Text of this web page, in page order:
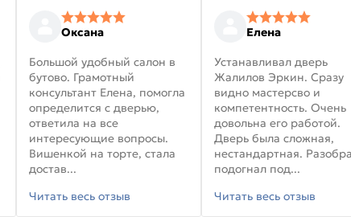
Оксана
Большой удобный салон в
бутово. Грамотный
консультант Елена, помогла
определится с дверью,
ответила на все
интересующие вопросы.
Вишенкой на торте, стала
достав...
Читать весь отзыв
Елена
Устанавливал дверь
Жалилов Эркин. Сразу
видно мастерсво и
компетентность. Очень
довольна его работой.
Дверь была сложная,
нестандартная.
подогнал под...
Читать весь отзыв